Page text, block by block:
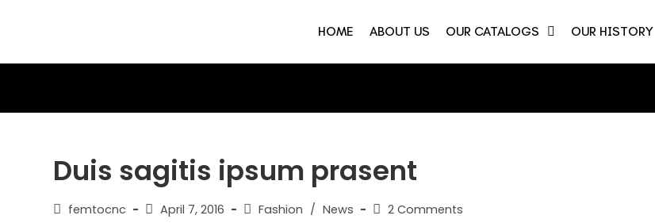
HOME ABOUT US OUR CATALOGS OUR HISTORY
Duis sagitis ipsum prasent
femtocnc April 7, 2016 Fashion / News 2 Comments